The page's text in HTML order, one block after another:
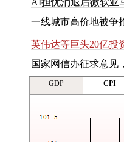
AI担忧消退后微软亚
一线城市高价地被争
英伟达等巨头20亿投
国家网信办征求意见